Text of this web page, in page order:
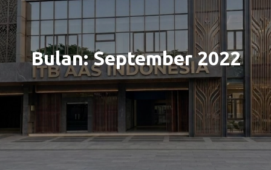
Bulan:September 2022